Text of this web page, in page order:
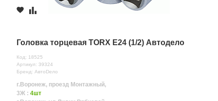
Головка торцевая TORX E24 (1/2) Автодело
Код: 18525
Артикул: 39324
Бренд: АвтоDело
г.Воронеж, проезд Монтажный,
3Ж : 4шт